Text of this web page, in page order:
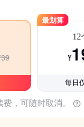
最划算
12
¥
每日
，可随时取消。